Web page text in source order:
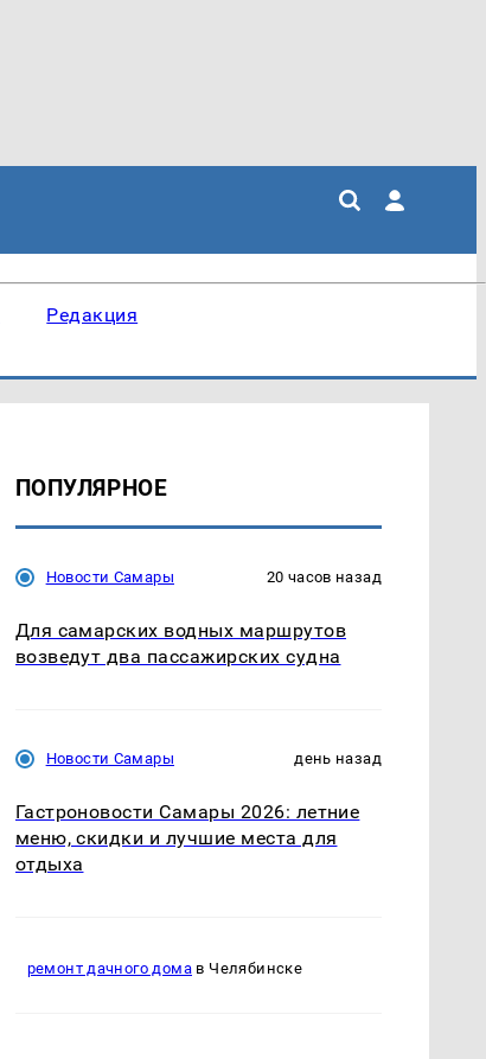
Редакция
ПОПУЛЯРНОЕ
Новости Самары 20 часов назад
Для самарских водных маршрутов
возведут два пассажирских судна
Новости Самары день назад
Гастроновости Самары 2026: летние
меню, скидки и лучшие места для
отдыха
ремонт дачного дома в Челябинске